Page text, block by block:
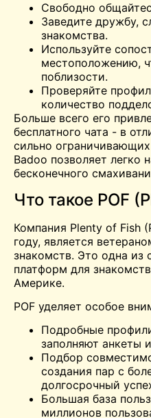
Свободно
Заведите дружбу,
знакомства.
Используйте
местоположению,
поблизости.
Проверяйте
количество
Больше всего его
бесплатного чата - в
сильно
Badoo позволяет легко
бесконечного
Что такое POF
Компания Plenty of Fish
году, является
знакомств. Это одна из
платформ для
Америке.
POF уделяет особое
Подробные
заполняют анкеты
Подбор
создания пар с
долгосрочный
Большая база
миллионов